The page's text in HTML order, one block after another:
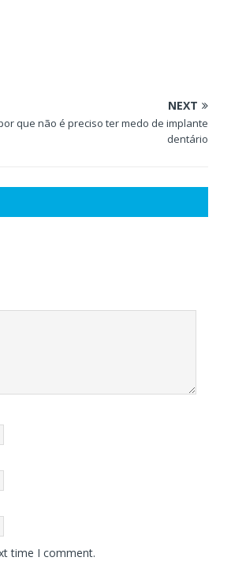
NEXT
que não é preciso ter medo de implante
dentário
time I comment.